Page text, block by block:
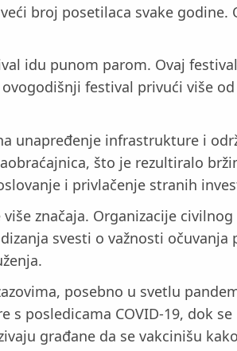
broj posetilaca svake
idu punom parom. Ovaj
festival privući više
unapređenje infrastrukture i
što je rezultiralo
i privlačenje stranih
značaja. Organizacije
svesti o važnosti
posebno u svetlu
s posledicama COVID-19, dok
građane da se vakcinišu